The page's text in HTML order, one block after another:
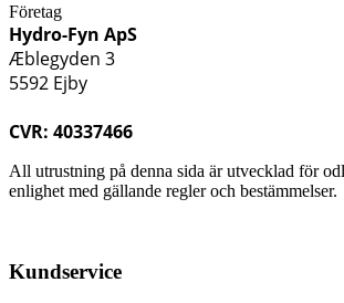
Företag
Hydro-Fyn ApS
Æblegyden 3
5592 Ejby
CVR: 40337466
All utrustning på denna sida är utvecklad för
enlighet med gällande regler och bestämmelser.
Kundservice